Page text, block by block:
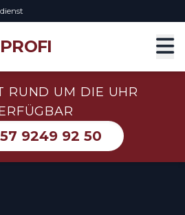
PROFI
RUND UM DIE UHR
9249 92 50